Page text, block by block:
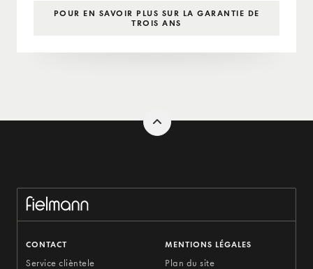
POUR EN SAVOIR PLUS SUR LA GARANTIE DE
TROIS ANS
CONTACT
Service clièntele
MENTIONS LÉGALES
Plan du site